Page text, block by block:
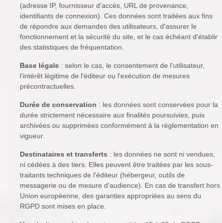
(adresse IP, fournisseur d'accès, URL de provenance,
identifiants de connexion). Ces données sont traitées aux fins
de répondre aux demandes des utilisateurs, d'assurer le
fonctionnement et la sécurité du site, et le cas échéant d'établir
des statistiques de fréquentation.
Base légale : selon le cas, le consentement de l'utilisateur,
l'intérêt légitime de l'éditeur ou l'exécution de mesures
précontractuelles.
Durée de conservation : les données sont conservées pour la
durée strictement nécessaire aux finalités poursuivies, puis
archivées ou supprimées conformément à la réglementation en
vigueur.
Destinataires et transferts : les données ne sont ni vendues,
ni cédées à des tiers. Elles peuvent être traitées par les sous-
traitants techniques de l'éditeur (hébergeur, outils de
messagerie ou de mesure d'audience). En cas de transfert hors
Union européenne, des garanties appropriées au sens du
RGPD sont mises en place.